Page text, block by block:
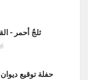
ثلجٌ أحمر -
حفلة توقيع